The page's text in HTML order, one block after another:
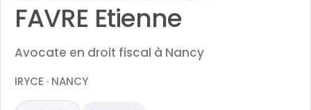
FAVRE Etienne
Avocate en droit fiscal à Nancy
IRYCE · NANCY